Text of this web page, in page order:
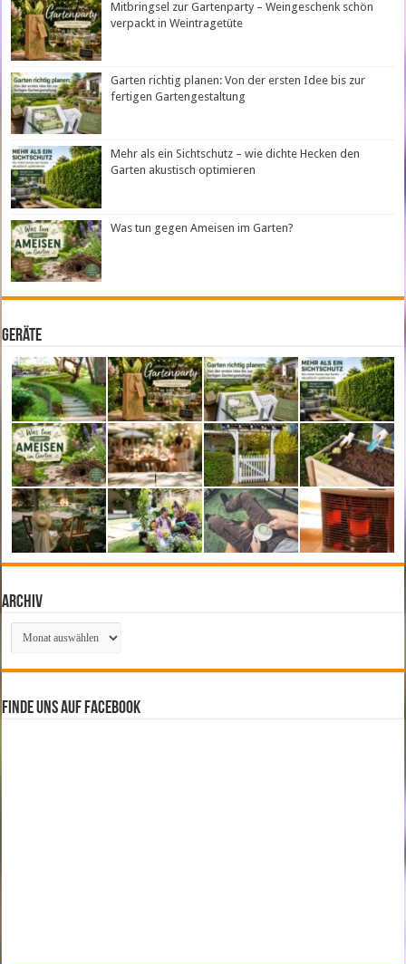
Mitbringsel zur Gartenparty – Weingeschenk schön
verpackt in Weintragetüte
Garten richtig planen: Von der ersten Idee bis zur
fertigen Gartengestaltung
Mehr als ein Sichtschutz – wie dichte Hecken den
Garten akustisch optimieren
Was tun gegen Ameisen im Garten?
Geräte
Archiv
Archiv
Finde uns auf Facebook